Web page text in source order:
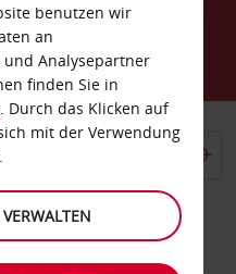
Marbella
auswählen
benutzen wir
an
Analysepartner
finden Sie in
. Durch das Klicken auf
mit der Verwendung